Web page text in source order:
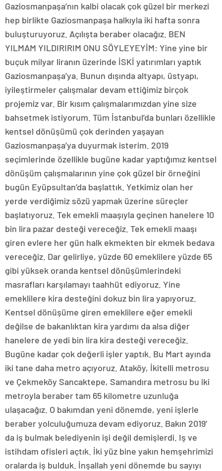
Gaziosmanpaşa’nın kalbi olacak çok güzel bir merkezi
hep birlikte Gaziosmanpaşa halkıyla iki hafta sonra
buluşturuyoruz. Açılışta beraber olacağız. BEN
YILMAM YILDIRIRIM ONU SÖYLEYEYİM: Yine yine bir
buçuk milyar liranın üzerinde İSKİ yatırımları yaptık
Gaziosmanpaşa’ya. Bunun dışında altyapı, üstyapı,
iyileştirmeler çalışmalar devam ettiğimiz birçok
projemiz var. Bir kısım çalışmalarımızdan yine size
bahsetmek istiyorum. Tüm İstanbul’da bunları özellikle
kentsel dönüşümü çok derinden yaşayan
Gaziosmanpaşa’ya duyurmak isterim. 2019
seçimlerinde özellikle bugüne kadar yaptığımız kentsel
dönüşüm çalışmalarının yine çok güzel bir örneğini
bugün Eyüpsultan’da başlattık. Yetkimiz olan her
yerde verdiğimiz sözü yapmak üzerine süreçler
başlatıyoruz. Tek emekli maaşıyla geçinen hanelere 10
bin lira pazar desteği vereceğiz. Tek emekli maaşı
giren evlere her gün halk ekmekten bir ekmek bedava
vereceğiz. Dar gelirliye, yüzde 60 emeklilere yüzde 65
gibi yüksek oranda kentsel dönüşümlerindeki
masrafları karşılamayı taahhüt ediyoruz. Yine
emeklilere kira desteğini dokuz bin lira yapıyoruz.
Kentsel dönüşüme giren emeklilere eğer emekli
değilse de bakanlıktan kira yardımı da alsa diğer
hanelere de yedi bin lira kira desteği vereceğiz.
Bugüne kadar çok değerli işler yaptık. Bu Mart ayında
iki tane daha metro açıyoruz. Ataköy, İkitelli metrosu
ve Çekmeköy Sancaktepe, Samandıra metrosu bu iki
metroyla beraber tam 65 kilometre uzunluğa
ulaşacağız. O bakımdan yeni dönemde, yeni işlerle
beraber yolculuğumuza devam ediyoruz. Bakın 2019′
da iş bulmak belediyenin işi değil demişlerdi. Iş ve
istihdam ofisleri açtık. İki yüz bine yakın hemşehrimizi
oralarda iş bulduk. İnşallah yeni dönemde bu sayıyı